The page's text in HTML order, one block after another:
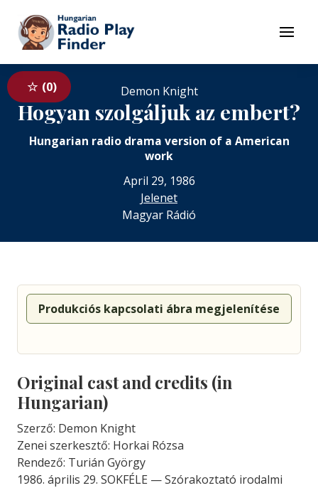
To contents
Menu
0 Demon Knight
Hogyan szolgáljuk az embert?
Hungarian radio drama version of a American
work
April 29, 1986
Jelenet
Magyar Rádió
Produkciós kapcsolati ábra megjelenítése
Original cast and credits (in
Hungarian)
Szerző: Demon Knight
Zenei szerkesztő: Horkai Rózsa
Rendező: Turián György
1986. április 29. SOKFÉLE — Szórakoztató irodalmi